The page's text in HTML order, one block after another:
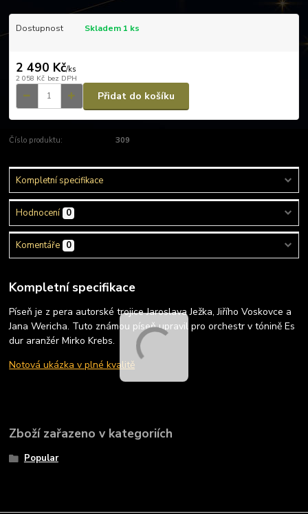
Dostupnost Skladem 1 ks
2 490 Kč/ks
2 058 Kč bez DPH
Přidat do košíku
Číslo produktu: 309
Kompletní specifikace
Hodnocení 0
Komentáře 0
Kompletní specifikace
Píseň je z pera autorské trojice Jaroslava Ježka, Jiřího Voskovce a
Jana Wericha. Tuto známou píseň upravil pro orchestr v tónině Es
dur aranžér Mirko Krebs.
Notová ukázka v plné kvalitě
Zboží zařazeno v kategoriích
Popular